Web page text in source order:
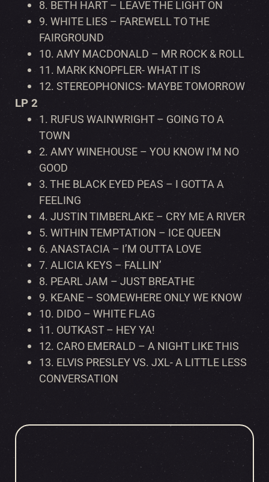
8. BETH HART – LEAVE THE LIGHT ON
9.WHITE LIES – FAREWELL TO THE
FAIRGROUND
10.AMY MACDONALD – MR ROCK & ROLL
11. MARK KNOPFLER- WHAT IT IS
12.STEREOPHONICS- MAYBE TOMORROW
LP 2
1. RUFUS WAINWRIGHT – GOING TO A
TOWN
2.AMY WINEHOUSE – YOU KNOW I’M NO
GOOD
3.THE BLACK EYED PEAS – I GOTTA A
FEELING
4.JUSTIN TIMBERLAKE – CRY ME A RIVER
5.WITHIN TEMPTATION – ICE QUEEN
6.ANASTACIA – I’M OUTTA LOVE
7.ALICIA KEYS – FALLIN’
8. PEARL JAM – JUST BREATHE
9. KEANE – SOMEWHERE ONLY WE KNOW
10. DIDO – WHITE FLAG
11. OUTKAST – HEY YA!
12. CARO EMERALD – A NIGHT LIKE THIS
13. ELVIS PRESLEY VS. JXL- A LITTLE LESS
CONVERSATION